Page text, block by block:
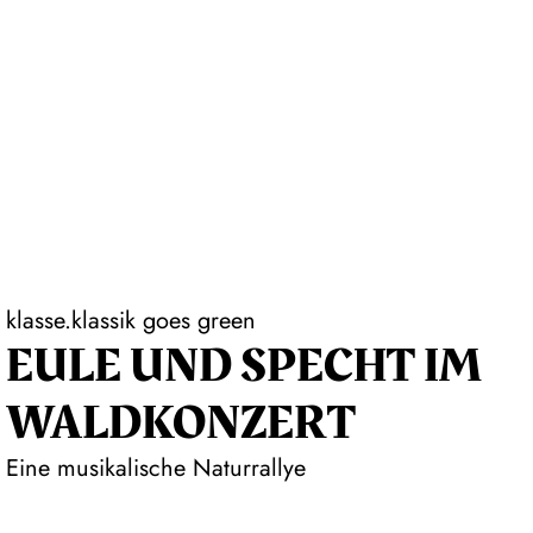
klasse.klassik goes green
EULE UND SPECHT IM
WALDKONZERT
Eine musikalische Naturrallye